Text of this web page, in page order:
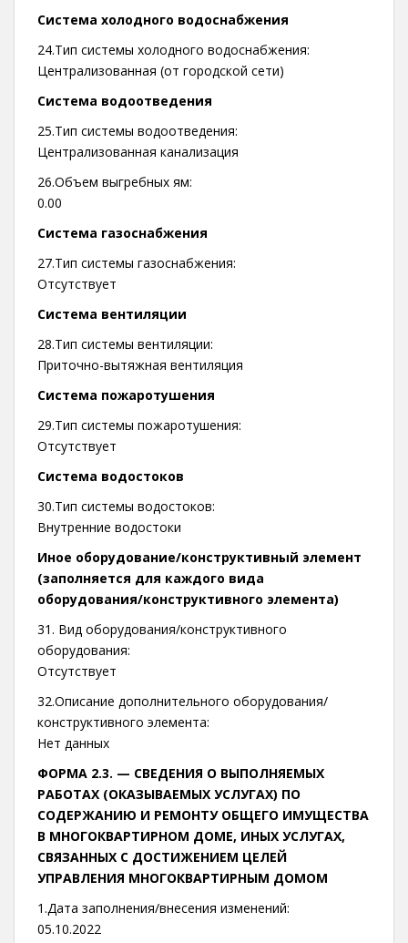
Система холодного водоснабжения
24.Тип системы холодного водоснабжения:
Централизованная (от городской сети)
Система водоотведения
25.Тип системы водоотведения:
Централизованная канализация
26.Объем выгребных ям:
0.00
Система газоснабжения
27.Тип системы газоснабжения:
Отсутствует
Система вентиляции
28.Тип системы вентиляции:
Приточно-вытяжная вентиляция
Система пожаротушения
29.Тип системы пожаротушения:
Отсутствует
Система водостоков
30.Тип системы водостоков:
Внутренние водостоки
Иное оборудование/конструктивный элемент
(заполняется для каждого вида
оборудования/конструктивного элемента)
31. Вид оборудования/конструктивного
оборудования:
Отсутствует
32.Описание дополнительного оборудования/
конструктивного элемента:
Нет данных
ФОРМА 2.3. — СВЕДЕНИЯ О ВЫПОЛНЯЕМЫХ
РАБОТАХ (ОКАЗЫВАЕМЫХ УСЛУГАХ) ПО
СОДЕРЖАНИЮ И РЕМОНТУ ОБЩЕГО ИМУЩЕСТВА
В МНОГОКВАРТИРНОМ ДОМЕ, ИНЫХ УСЛУГАХ,
СВЯЗАННЫХ С ДОСТИЖЕНИЕМ ЦЕЛЕЙ
УПРАВЛЕНИЯ МНОГОКВАРТИРНЫМ ДОМОМ
1.Дата заполнения/внесения изменений:
05.10.2022